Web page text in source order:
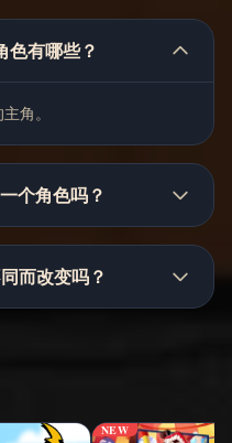
色有哪些？
角。
个角色吗？
而改变吗？
NEW